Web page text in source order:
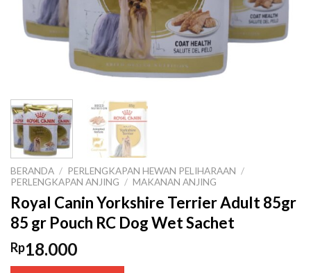
BERANDA / PERLENGKAPAN HEWAN PELIHARAAN /
PERLENGKAPAN ANJING / MAKANAN ANJING
Royal Canin Yorkshire Terrier Adult 85gr
85 gr Pouch RC Dog Wet Sachet
Rp18.000